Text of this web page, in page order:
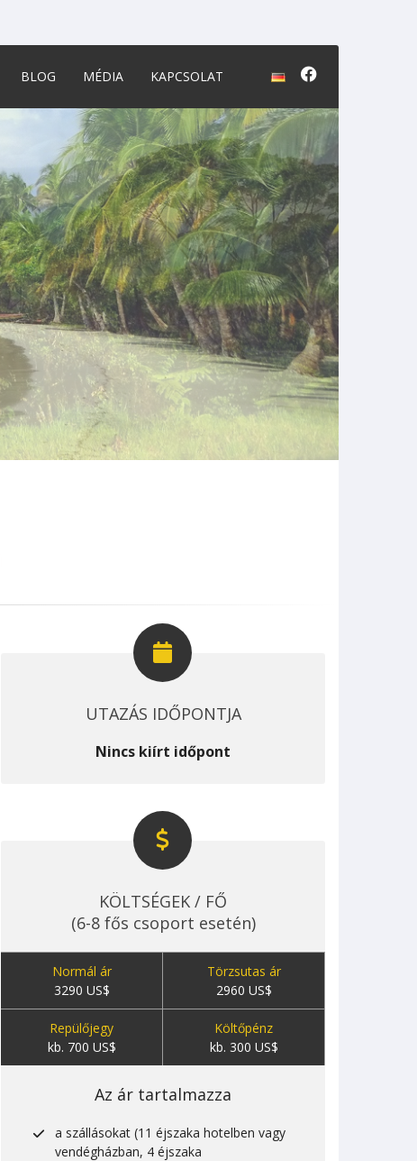
BLOG MÉDIA KAPCSOLAT
UTAZÁS IDŐPONTJA
Nincs kiírt időpont
KÖLTSÉGEK / FŐ
(6-8 fős csoport esetén)
Normál ár
3290 US$
Törzsutas ár
2960 US$
Repülőjegy
kb. 700 US$
Költőpénz
kb. 300 US$
Az ár tartalmazza
a szállásokat (11 éjszaka hotelben vagy
vendégházban, 4 éjszaka